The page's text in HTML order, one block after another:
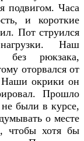
подвигом. Часа
и короткие
Пот струился
Наш
без рюкзака,
оторвался от
Наши окрики он
Прошло
были в курсе,
о месте
чтобы хотя бы